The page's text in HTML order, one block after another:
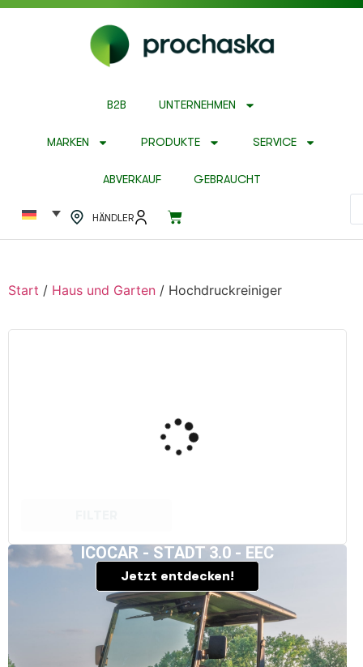
B2B UNTERNEHMEN
MARKEN PRODUKTE SERVICE
ABVERKAUF GEBRAUCHT
HÄNDLER
Start / Haus und Garten / Hochdruckreiniger
ICOCAR - STADT 3.0 - EEC
Jetzt entdecken!